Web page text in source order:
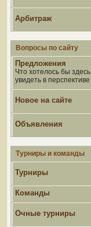
Арбитраж
Вопросы по сайту
Предложения
Что хотелось бы здесь
увидеть в перспективе
Новое на сайте
Объявления
Турниры и команды
Турниры
Команды
Очные турниры